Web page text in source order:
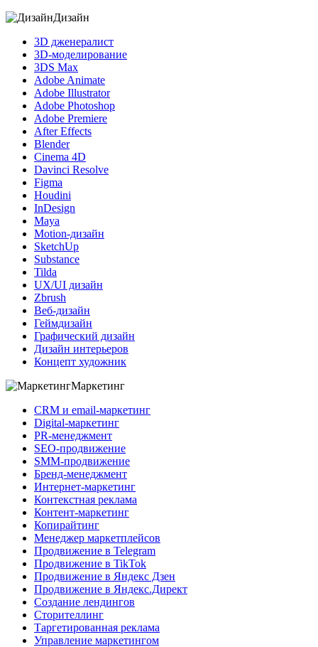
Дизайн
3D дженералист
3D-моделирование
3DS Max
Adobe Animate
Adobe Illustrator
Adobe Photoshop
Adobe Premiere
After Effects
Blender
Cinema 4D
Davinci Resolve
Figma
Houdini
InDesign
Maya
Motion-дизайн
SketchUp
Substance
Tilda
UX/UI дизайн
Zbrush
Веб-дизайн
Геймдизайн
Графический дизайн
Дизайн интерьеров
Концепт художник
Маркетинг
CRM и email-маркетинг
Digital-маркетинг
PR-менеджмент
SEO-продвижение
SMM-продвижение
Бренд-менеджмент
Интернет-маркетинг
Контекстная реклама
Контент-маркетинг
Копирайтинг
Менеджер маркетплейсов
Продвижение в Telegram
Продвижение в TikTok
Продвижение в Яндекс Дзен
Продвижение в Яндекс.Директ
Создание лендингов
Сторителлинг
Таргетированная реклама
Управление маркетингом